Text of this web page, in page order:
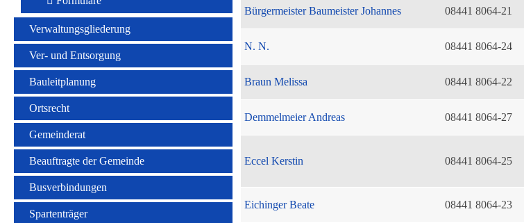
Verwaltungsgliederung
Ver- und Entsorgung
Bauleitplanung
Ortsrecht
Gemeinderat
Beauftragte der Gemeinde
Busverbindungen
Spartenträger
Bürgermeister Baumeister Johannes 08441 8064-21
N. N. 08441 8064-24
Braun Melissa 08441 8064-22
Demmelmeier Andreas 08441 8064-27
Eccel Kerstin
08441 8064-25
Eichinger Beate 08441 8064-23